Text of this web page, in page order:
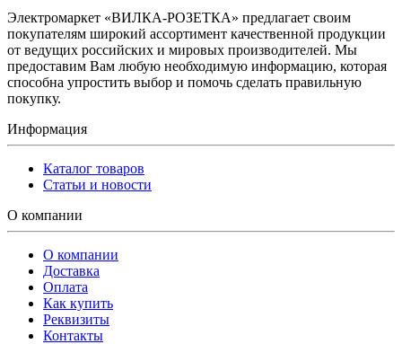
Электромаркет «ВИЛКА-РОЗЕТКА» предлагает своим
покупателям широкий ассортимент качественной продукции
от ведущих российских и мировых производителей. Мы
предоставим Вам любую необходимую информацию, которая
способна упростить выбор и помочь сделать правильную
покупку.
Информация
Каталог товаров
Статьи и новости
О компании
О компании
Доставка
Оплата
Как купить
Реквизиты
Контакты